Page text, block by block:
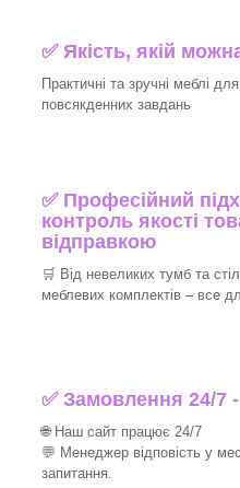
✅ Якість, якій
Практичні та зручні меблі
повсякденних завдань
✅ Професійний
контроль якості
відправкою
🛒 Від невеликих тумб та
меблевих комплектів – все
✅ Замовлення 24/7
🌐 Наш сайт працює 24/7
💬 Менеджер відповість у
запитання.